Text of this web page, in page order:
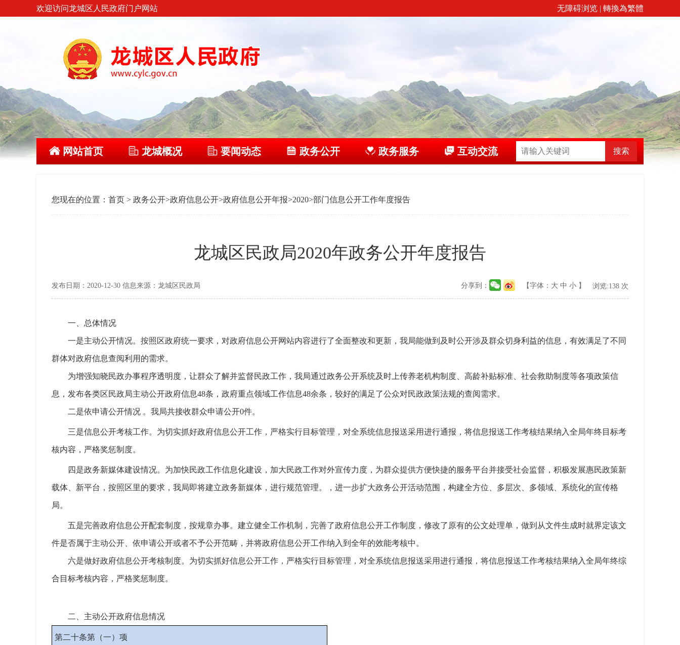
欢迎访问龙城区人民政府门户网站 无障碍浏览 | 轉換為繁體
网站首页 龙城概况 要闻动态 政务公开 政务服务 互动交流 搜索
您现在的位置： 首页 > 政务公开>政府信息公开>政府信息公开年报>2020>部门信息公开工作年度报告
龙城区民政局2020年政务公开年度报告
发布日期：2020-12-30 信息来源：龙城区民政局 【字体： 大 中 小 】 浏览:138 次
分享到：
一、总体情况
一是主动公开情况。 按照区政府统一要求，对政府信息公开网站内容进行了全面整改和更新，我局能做到及时公开涉及群众切身利益的信息，有效满足了不同
群体对政府信息查阅利用的需求。
为增强知晓民政办事程序透明度，让群众了解并监督民政工作，我局通过政务公开系统及时上传养老机构制度、高龄补贴标准、社会救助制度等各项政策信
息， 发布各类区民政局主动公开政府信息48条，政府重点领域工作信息48余条， 较好的满足了公众对民政政策法规的查阅需求。
二是依申请公开情况 。 我局共接收群众申请公开0件。
三是信息公开考核工作。 为切实抓好政府信息公开工作，严格实行目标管理，对全系统信息报送采用进行通报，将信息报送工作考核结果纳入全局年终目标考
核内容，严格奖惩制度。
四是政务新媒体建设情况。 为加快民政工作信息化建设，加大民政工作对外宣传力度，为群众提供方便快捷的服务平台并接受社会监督，积极发展惠民政策新
载体、新平台，按照区里的要求，我局即将建立政务新媒体，进行规范管理。，进一步扩大政务公开活动范围，构建全方位、多层次、多领域、系统化的宣传格
局。
五是完善政府信息公开配套制度，按规章办事。建立健全工作机制，完善了政府信息公开工作制度，修改了原有的公文处理单，做到从文件生成时就界定该文
件是否属于主动公开、依申请公开或者不予公开范畴，并将政府信息公开工作纳入到全年的效能考核中。
六是做好政府信息公开考核制度。 为切实抓好信息公开工作，严格实行目标管理，对全系统信息报送采用进行通报，将信息报送工作考核结果纳入全局年终综
合目标考核内容，严格奖惩制度。
二、主动公开政府信息情况
第二十条第（一）项